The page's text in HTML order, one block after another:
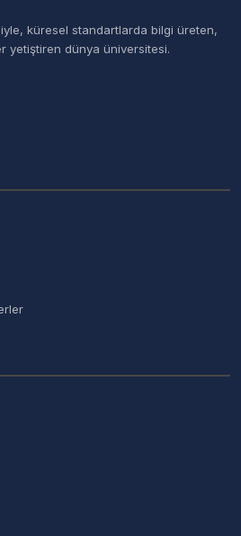
küresel standartlarda bilgi üreten,
yetiştiren dünya üniversitesi.